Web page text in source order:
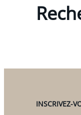
INSCRIVEZ-